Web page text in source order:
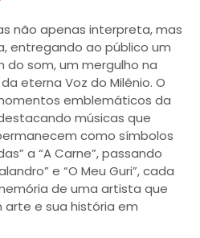
não apenas interpreta, mas
entregando ao público um
som, um mergulho na
eterna Voz do Milênio. O
emblemáticos da
músicas que
como símbolos
a “A Carne”, passando
e “O Meu Guri”, cada
de uma artista que
e sua história em